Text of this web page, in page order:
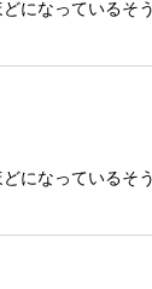
になっている
になっている